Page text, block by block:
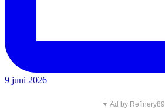
9 juni 2026
▼ Ad by Refinery89